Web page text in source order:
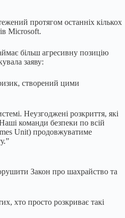
протягом останніх кількох
Microsoft.
більш агресивну позицію
заяву:
створений цими
Неузгоджені розкриття, які
команди безпеки по всій
Unit) продовжуватиме
Закон про шахрайство та
хто просто розкриває такі